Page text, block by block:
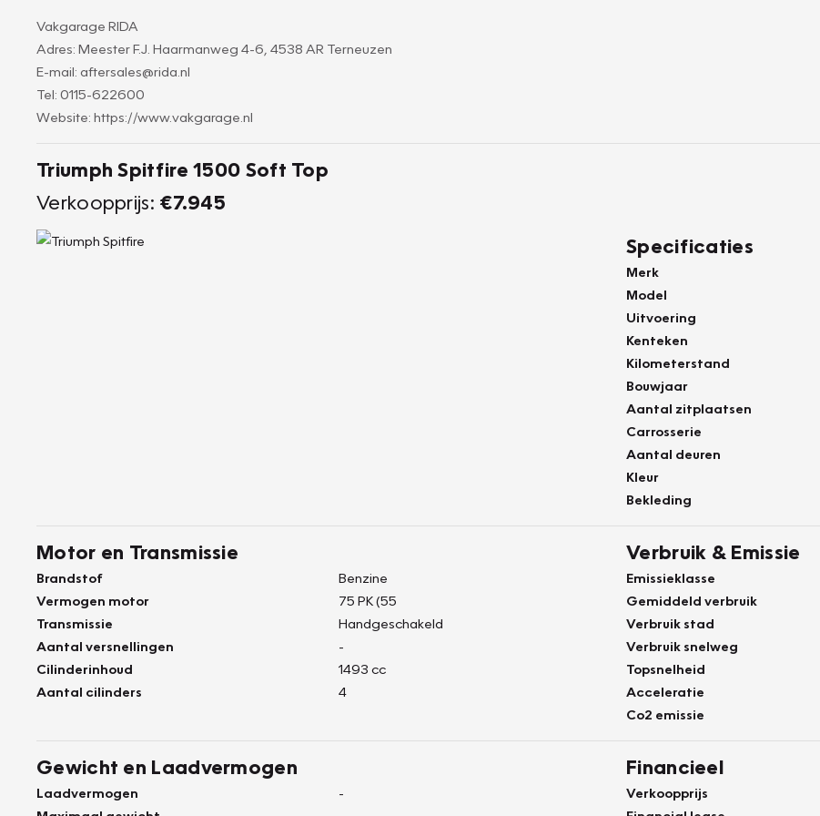
Vakgarage RIDA
Adres: Meester F.J. Haarmanweg 4-6, 4538 AR Terneuzen
E-mail: aftersales@rida.nl
Tel: 0115-622600
Website: https://www.vakgarage.nl
Triumph Spitfire 1500 Soft Top
Verkoopprijs: €7.945
Specificaties
Merk
Model
Uitvoering
Kenteken
Kilometerstand
Bouwjaar
Aantal zitplaatsen
Carrosserie
Aantal deuren
Kleur
Bekleding
Motor en Transmissie
Brandstof
Benzine
Vermogen motor
75 PK (55
Transmissie
Handgeschakeld
Aantal versnellingen
-
Cilinderinhoud
1493 cc
Aantal cilinders
4
Verbruik & Emissie
Emissieklasse
Gemiddeld verbruik
Verbruik stad
Verbruik snelweg
Topsnelheid
Acceleratie
Co2 emissie
Gewicht en Laadvermogen
Laadvermogen
-
Financieel
Verkoopprijs